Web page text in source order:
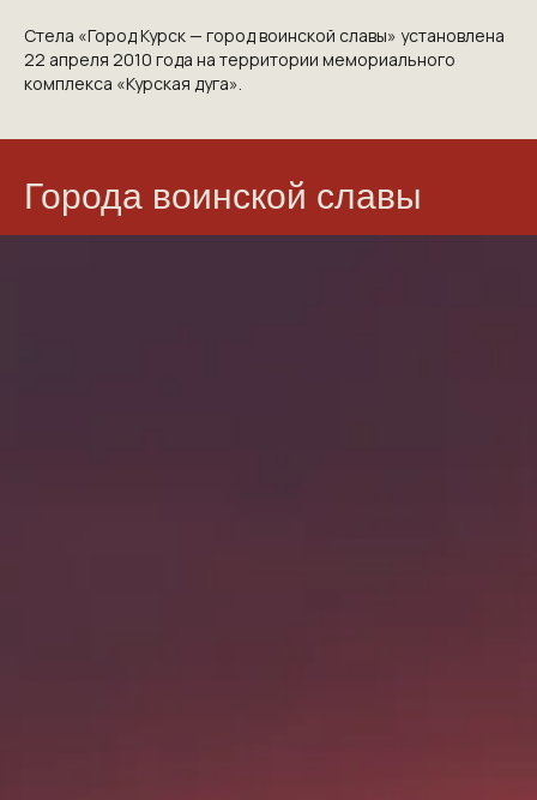
Стела «Город Курск — город воинской славы» установлена
22 апреля 2010 года на территории мемориального
комплекса «Курская дуга».
Города воинской славы